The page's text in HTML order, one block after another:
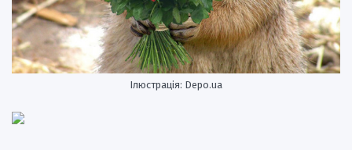
Ілюстрація: Depo.ua